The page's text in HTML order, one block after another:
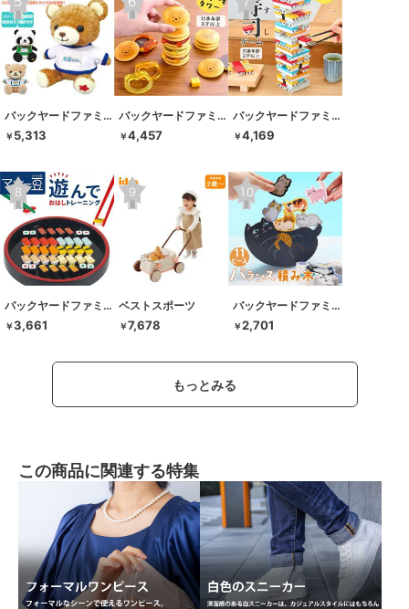
バックヤードファミリー
￥ 5,313
バックヤードファミリー
￥4,457
バックヤードファミリー
￥4,169
バックヤードファミリー
￥3,661
ベストスポーツ
￥7,678
バックヤードファミリー
￥2,701
もっとみる
この商品に関連する特集